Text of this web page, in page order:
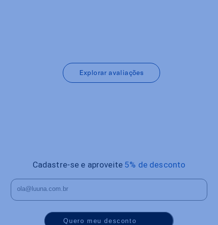
Explorar avaliações
Cadastre-se e aproveite 5% de desconto
Quero meu desconto